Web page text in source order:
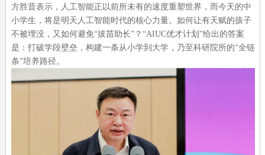
方胜昔表示，人工智能正以前所未有的速度重塑世界，而今天的中
小学生，将是明天人工智能时代的核心力量。如何让有天赋的孩子
不被埋没，又如何避免“拔苗助长”？“AIUC优才计划”给出的答案
是：打破学段壁垒，构建一条从小学到大学，乃至科研院所的“全链
条”培养路径。